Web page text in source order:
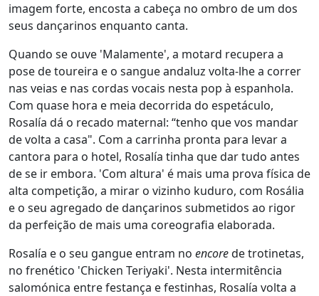
imagem forte, encosta a cabeça no ombro de um dos
seus dançarinos enquanto canta.
Quando se ouve 'Malamente', a motard recupera a
pose de toureira e o sangue andaluz volta-lhe a correr
nas veias e nas cordas vocais nesta pop à espanhola.
Com quase hora e meia decorrida do espetáculo,
Rosalía dá o recado maternal: “tenho que vos mandar
de volta a casa". Com a carrinha pronta para levar a
cantora para o hotel, Rosalía tinha que dar tudo antes
de se ir embora. 'Com altura' é mais uma prova física de
alta competição, a mirar o vizinho kuduro, com Rosália
e o seu agregado de dançarinos submetidos ao rigor
da perfeição de mais uma coreografia elaborada.
Rosalía e o seu gangue entram no encorede trotinetas,
no frenético 'Chicken Teriyaki'. Nesta intermitência
salomónica entre festança e festinhas, Rosalía volta a